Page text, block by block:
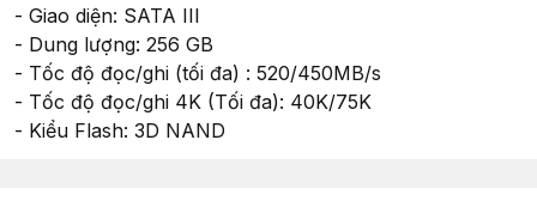
- Giao diện: SATA III
- Dung lượng: 256 GB
- Tốc độ đọc/ghi (tối đa) : 520/450MB/s
- Tốc độ đọc/ghi 4K (Tối đa): 40K/75K
- Kiểu Flash: 3D NAND